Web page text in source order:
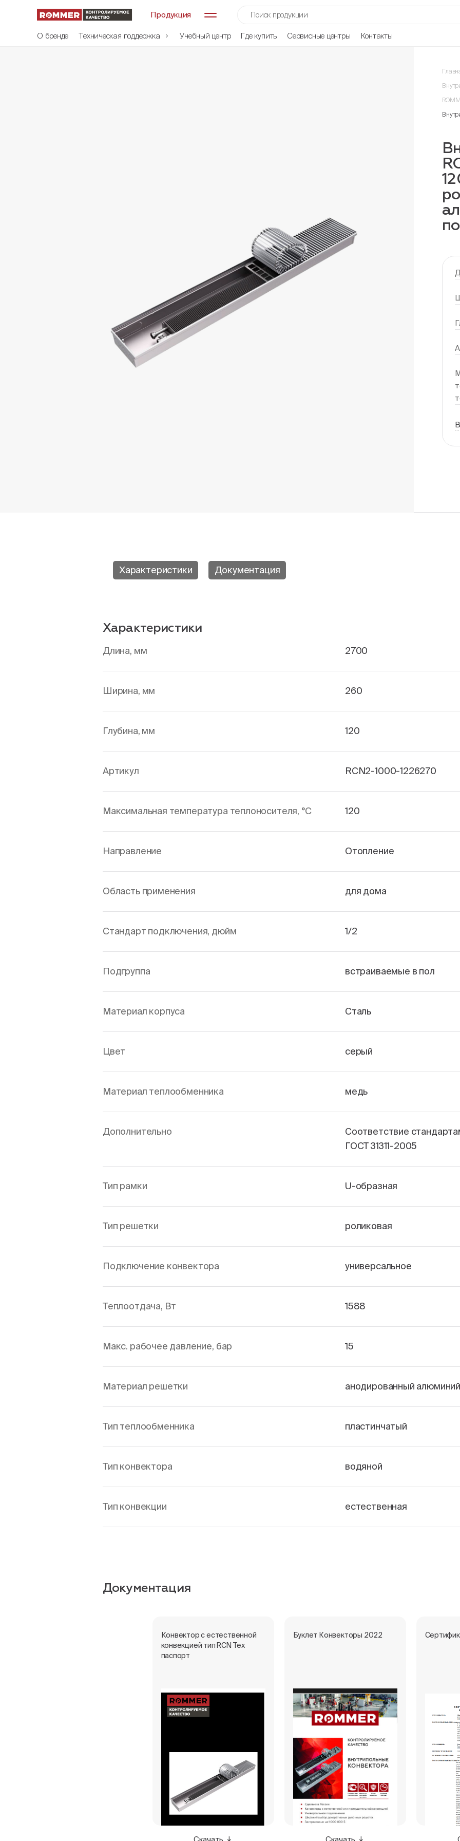
Продукция
О бренде
Техническая поддержка Учебный центр Где купить Сервисные центры Контакты
Характеристики Документация
Характеристики
Длина, мм 2700
Ширина, мм 260
Глубина, мм 120
Артикул RCN2-1000-1226270
Максимальная температура теплоносителя, °С 120
Направление Отопление
Область применения для дома
Стандарт подключения, дюйм 1/2
Подгруппа встраиваемые в пол
Материал корпуса Сталь
Цвет серый
Материал теплообменника медь
Дополнительно
Соответствие
ГОСТ 31311-2005
Тип рамки U-образная
Тип решетки роликовая
Подключение конвектора универсальное
Теплоотдача, Вт 1588
Макс. рабочее давление, бар 15
Материал решетки анодированный алюминий
Тип теплообменника пластинчатый
Тип конвектора водяной
Тип конвекции естественная
Документация
Конвектор с естественной
конвекцией тип RCN Тех
паспорт
Буклет Конвекторы 2022